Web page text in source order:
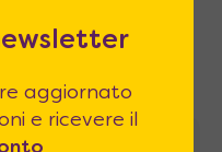
da visita.
aggiornato
e ricevere il